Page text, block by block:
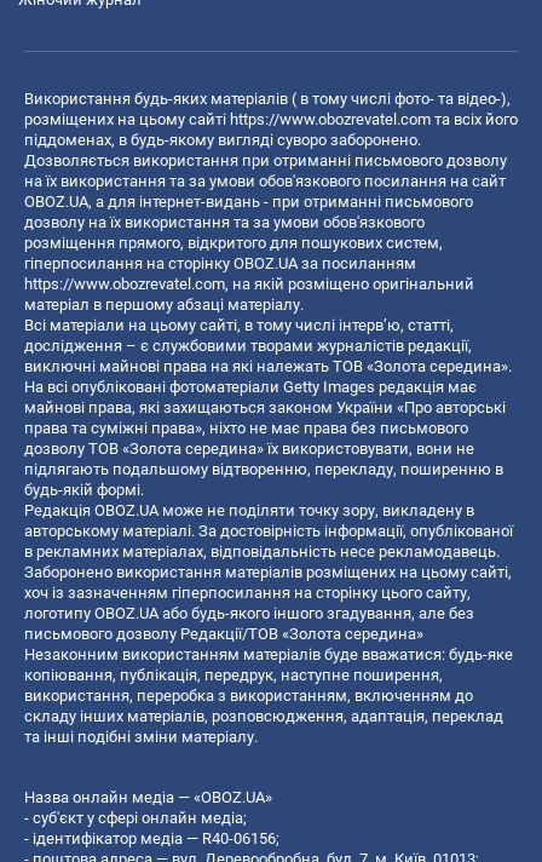
Використання будь-яких матеріалів ( в тому числі фото- та відео-),
розміщених на цьому сайті https://www.obozrevatel.com та всіх його
піддоменах, в будь-якому вигляді суворо заборонено.
Дозволяється використання при отриманні письмового дозволу
на їх використання та за умови обов'язкового посилання на сайт
OBOZ.UA, а для інтернет-видань - при отриманні письмового
дозволу на їх використання та за умови обов'язкового
розміщення прямого, відкритого для пошукових систем,
гіперпосилання на сторінку OBOZ.UA за посиланням
https://www.obozrevatel.com, на якій розміщено оригінальний
матеріал в першому абзаці матеріалу.
Всі матеріали на цьому сайті, в тому числі інтерв’ю, статті,
дослідження – є службовими творами журналістів редакції,
виключні майнові права на які належать ТОВ «Золота середина».
На всі опубліковані фотоматеріали Getty Images редакція має
майнові права, які захищаються законом України «Про авторські
права та суміжні права», ніхто не має права без письмового
дозволу ТОВ «Золота середина» їх використовувати, вони не
підлягають подальшому відтворенню, перекладу, поширенню в
будь-якій формі.
Редакція OBOZ.UA може не поділяти точку зору, викладену в
авторському матеріалі. За достовірність інформації, опублікованої
в рекламних матеріалах, відповідальність несе рекламодавець.
Заборонено використання матеріалів розміщених на цьому сайті,
хоч із зазначенням гіперпосилання на сторінку цього сайту,
логотипу OBOZ.UA або будь-якого іншого згадування, але без
письмового дозволу Редакції/ТОВ «Золота середина»
Незаконним використанням матеріалів буде вважатися: будь-яке
копiювання, публiкацiя, передрук, наступне поширення,
використання, переробка з використанням, включенням до
складу інших матеріалів, розповсюдження, адаптація, переклад
та інші подібні зміни матеріалу.
Назва онлайн медіа — «OBOZ.UA»
- суб'єкт у сфері онлайн медіа;
- ідентифікатор медіа — R40-06156;